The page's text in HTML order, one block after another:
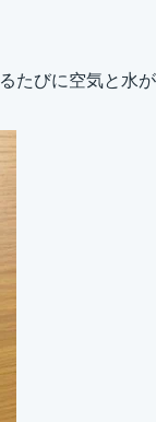
たびに空気と水が